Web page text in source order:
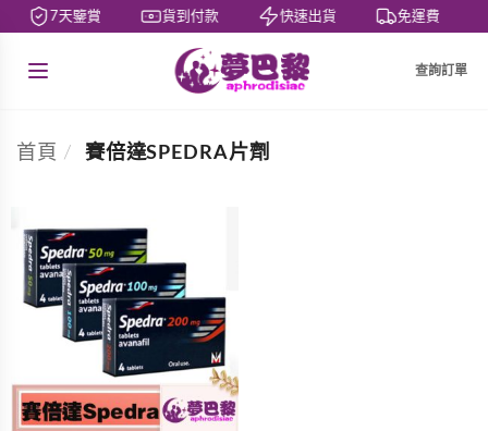
7天鑒賞 貨到付款 快速出貨 免運費
查詢訂單
首頁 / 賽倍達SPEDRA片劑